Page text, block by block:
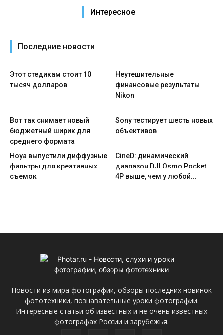
Интересное
Последние новости
Этот стедикам стоит 10
тысяч долларов
Неутешительные
финансовые результаты
Nikon
Вот так снимает новый
бюджетный ширик для
среднего формата
Sony тестирует шесть новых
объективов
Hoya выпустили диффузные
фильтры для креативных
съемок
CineD: динамический
диапазон DJI Osmo Pocket
4P выше, чем у любой...
Новости из мира фотографии, обзоры последних новинок
фототехники, познавательные уроки фотографии.
Интересные статьи об известных и не очень известных
фотографах России и зарубежья.